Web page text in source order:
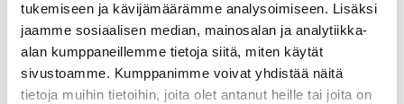
tukemiseen ja kävijämäärämme analysoimiseen. Lisäksi
jaamme sosiaalisen median, mainosalan ja analytiikka-
alan kumppaneillemme tietoja siitä, miten käytät
sivustoamme. Kumppanimme voivat yhdistää näitä
tietoja muihin tietoihin, joita olet antanut heille tai joita on